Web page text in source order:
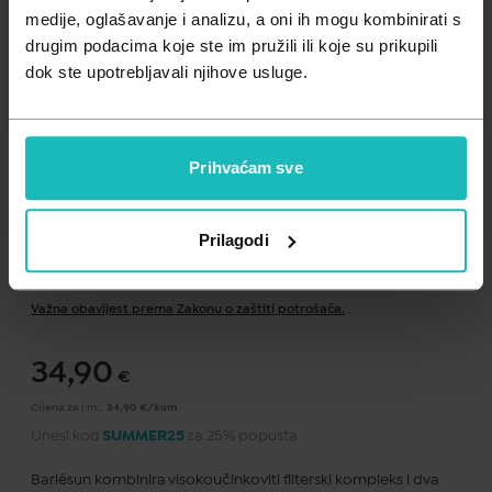
medije, oglašavanje i analizu, a oni ih mogu kombinirati s
drugim podacima koje ste im pružili ili koje su prikupili
dok ste upotrebljavali njihove usluge.
Prihvaćam sve
Prilagodi
Zdravlje muškarca
Zdravlje žene
Minerali
Probiotici i prebiotici
Dodaj na listu želja
Važna obavijest prema Zakonu o zaštiti potrošača. .
34,90 €
Cijena za j.m.: 34,90 €/kom
Unesi kod SUMMER25 za 25% popusta
Bariésun kombinira visokoučinkoviti filterski kompleks i dva